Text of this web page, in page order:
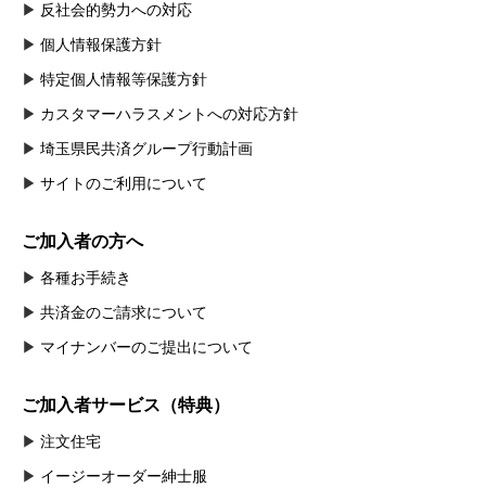
反社会的勢力への対応
個人情報保護方針
特定個人情報等保護方針
カスタマーハラスメントへの対応方針
埼玉県民共済グループ行動計画
サイトのご利用について
ご加入者の方へ
各種お手続き
共済金のご請求について
マイナンバーのご提出について
ご加入者サービス（特典）
注文住宅
イージーオーダー紳士服